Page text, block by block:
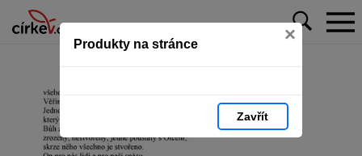
Produkty na stránce ×
Zavřít